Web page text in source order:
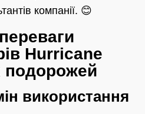
компанії. 😊
Hurricane
подорожей
використання